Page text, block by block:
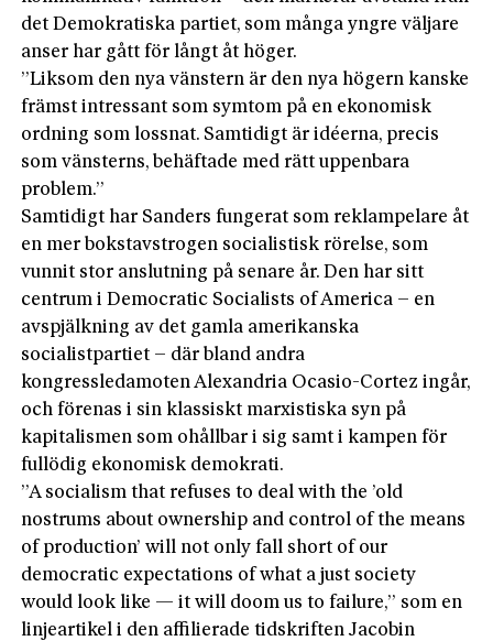
det Demokratiska partiet, som många yngre väljare
anser har gått för långt åt höger.
”Liksom den nya vänstern är den nya högern kanske
främst intressant som symtom på en ekonomisk
ordning som lossnat. Samtidigt är idéerna, precis
som vänsterns, behäftade med rätt uppenbara
problem.”
Samtidigt har Sanders fungerat som reklampelare åt
en mer bokstavstrogen socialistisk rörelse, som
vunnit stor anslutning på senare år. Den har sitt
centrum i Democratic Socialists of America – en
avspjälkning av det gamla amerikanska
socialistpartiet – där bland andra
kongressledamoten Alexandria Ocasio-Cortez ingår,
och förenas i sin klassiskt marxistiska syn på
kapitalismen som ohållbar i sig samt i kampen för
fullödig ekonomisk demokrati.
”A socialism that refuses to deal with the ’old
nostrums about ownership and control of the means
of production’ will not only fall short of our
democratic expectations of what a just society
would look like — it will doom us to failure,” som en
linjeartikel i den affilierade tidskriften Jacobin